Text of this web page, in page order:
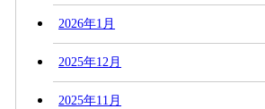
2026年1月
2025年12月
2025年11月